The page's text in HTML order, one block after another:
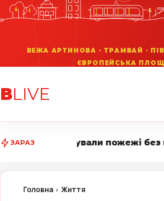
ВLIVE
ЗАРАЗбез постраждалих •
Головна Життя